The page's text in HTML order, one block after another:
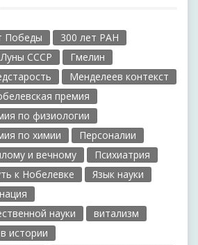
Победы
300 лет РАН
СССР
Гмелин
Менделеев контекст
премия
по физиологии
по химии
Персоналии
и вечному
Психиатрия
к Нобелевке
Язык науки
науки
витализм
истории